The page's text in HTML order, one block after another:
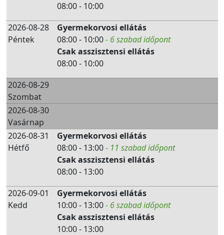
08:00 - 10:00
2026-08-28
Péntek
Gyermekorvosi ellátás
08:00 - 10:00- 6 szabad időpont
Csak asszisztensi ellátás
08:00 - 10:00
2026-08-29
Szombat
2026-08-30
Vasárnap
2026-08-31
Hétfő
Gyermekorvosi ellátás
08:00 - 13:00- 11 szabad időpont
Csak asszisztensi ellátás
08:00 - 13:00
2026-09-01
Kedd
Gyermekorvosi ellátás
10:00 - 13:00- 6 szabad időpont
Csak asszisztensi ellátás
10:00 - 13:00